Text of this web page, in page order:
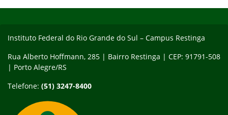
Instituto Federal do Rio Grande do Sul – Campus Restinga
Rua Alberto Hoffmann, 285 | Bairro Restinga | CEP: 91791-508
| Porto Alegre/RS
Telefone: (51) 3247-8400